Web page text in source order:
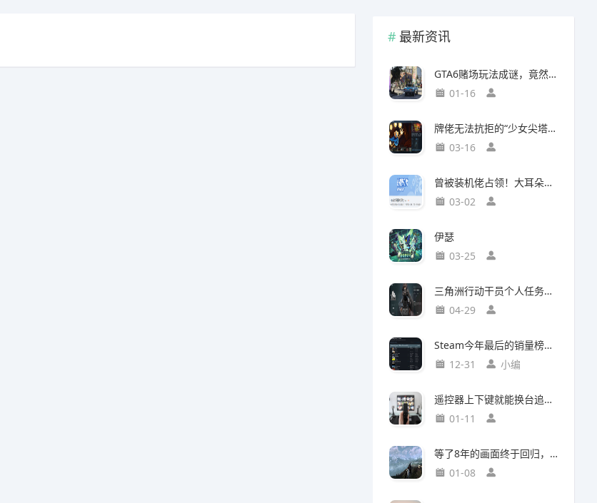
最新资讯
GTA6赌场玩法成谜，竟然面临全球50国封禁风险
01-16
牌佬无法抗拒的“少女尖塔”竟然是个搜打撤？
03-16
曾被装机佬占领！大耳朵图图贴吧重归故主
03-02
伊瑟
03-25
三角洲行动干员个人任务一览及完成建议【无名篇】
04-29
Steam今年最后的销量榜！最后赢家不是《光与影：33号远征队》
12-31
小编
遥控器上下键就能换台追剧，这款神器竟然打破了传统电视的所有限制
01-11
等了8年的画面终于回归，这个Mod竟然让《巫师3》重现当年神级预告
01-08